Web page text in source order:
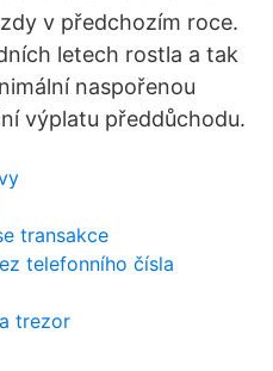
v předchozím roce.
letech rostla a tak
naspořenou
výplatu předdůchodu.
transakce
telefonního čísla
trezor